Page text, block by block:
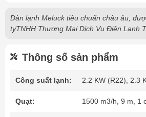
Dàn lạnh Meluck tiêu chuẩn châu âu,
tyTNHH Thương Mại Dịch Vụ Điện Lạnh
Thông số sản phẩm
Công suất lạnh: 2.2 KW (R22), 2.3
Quạt: 1500 m3/h, 9 m, 1